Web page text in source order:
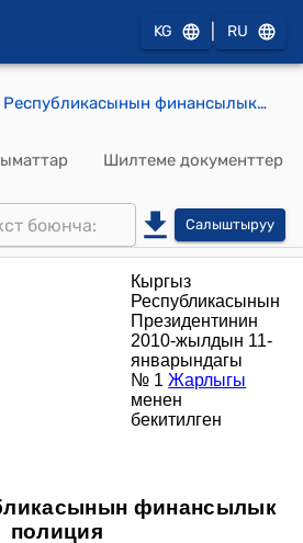
KG RU
Кыргыз Республикасынын финансылык полиция органдарында кызмат өтөө жөнүндө ЖОБО (Кыргыз Республикасынын Президентинин 2010-жылдын 11-январындагы № 1 Жарлыгы менен бекитилген)
Шилтеме документтер
Салыштыруу